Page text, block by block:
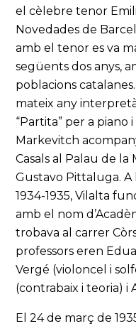
el cèlebre tenor
Novedades de
amb el tenor es va
següents dos anys,
poblacions
mateix any
“Partita” per a
Markevitch
Casals al Palau de la
Gustavo Pittaluga. A
1934-1935, Vilalta
amb el nom
trobava al carrer
professors eren
Vergé (violoncel i
(contrabaix i teoria) i
El 24 de març de